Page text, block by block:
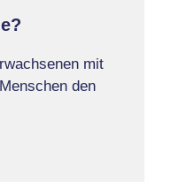
mit
den